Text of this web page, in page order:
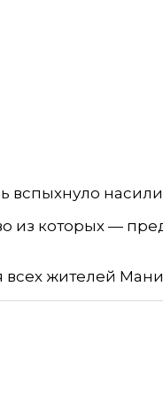
вспыхнуло
из которых —
всех жителей